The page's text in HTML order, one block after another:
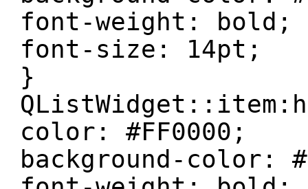
font-weight: bold;
font-size: 14pt;
}
color: #FF0000;
background-color: